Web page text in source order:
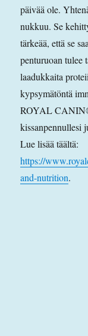
päivää ole.
nukkuu. Se
tärkeää, että se
penturuoan tulee
laadukkaita
kypsymätöntä
ROYAL
kissanpennullesi
Lue lisää täältä:
https://
and-nutrition.